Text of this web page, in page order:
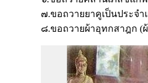
๗.ขอถวายยาคูเป็นประจำ
๘.ขอถวายผ้าอุทกสาฎก (